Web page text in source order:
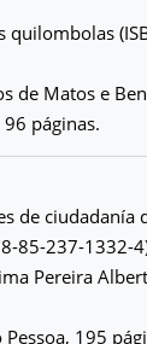
quilombolas
de Matos e
96 páginas.
de ciudadanía
85-237-1332-
Pereira
Pessoa, 195